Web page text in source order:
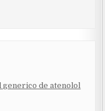
generico de atenolol